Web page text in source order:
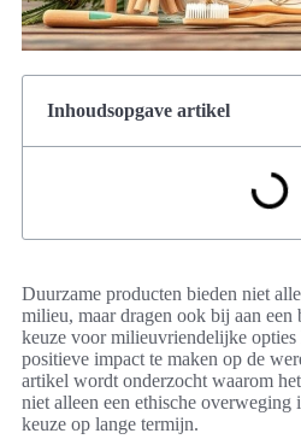
Inhoudsopgave artikel
Duurzame producten bieden niet
milieu, maar dragen ook bij aan
keuze voor milieuvriendelijke opties
positieve impact te maken op de
artikel wordt onderzocht waarom
niet alleen een ethische overweging
keuze op lange termijn.